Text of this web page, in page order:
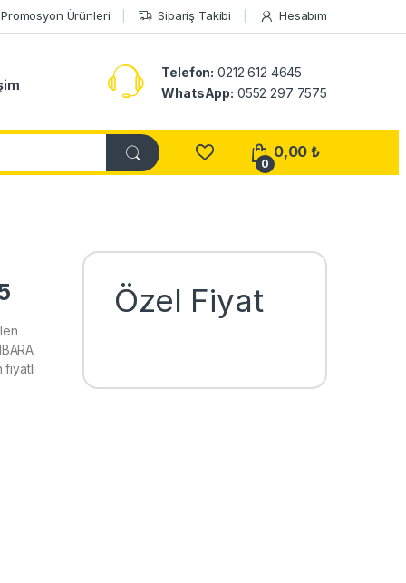
Ürünleri Sipariş Takibi Hesabım
Telefon: 0212 612 4645
WhatsApp: 0552 297 7575
0
0,00₺
fiyatlı
Özel Fiyat